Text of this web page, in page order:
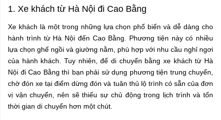
1. Xe khách từ Hà Nội đi Cao Bằng
Xe khách là một trong những lựa chọn phổ biến và dễ dàng cho
hành trình từ Hà Nội đến Cao Bằng. Phương tiện này có nhiều
lựa chọn ghế ngồi và giường nằm, phù hợp với nhu cầu nghỉ ngơi
của hành khách. Tuy nhiên, để di chuyển bằng xe khách từ Hà
Nội đi Cao Bằng thì bạn phải sử dụng phương tiện trung chuyển,
chờ đón xe tại điểm dừng đón và tuân thủ lộ trình có sẵn của đơn
vị vận chuyển, nên sẽ thiếu sự chủ động trong lịch trình và tốn
thời gian di chuyển hơn một chút.